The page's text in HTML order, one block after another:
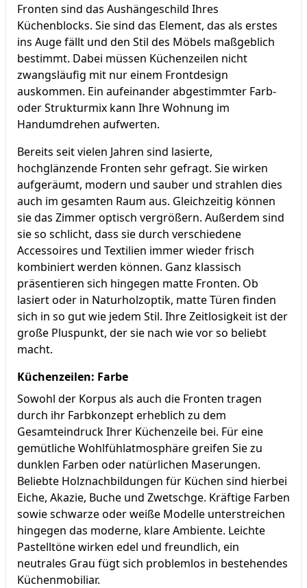
Fronten sind das Aushängeschild Ihres
Küchenblocks. Sie sind das Element, das als erstes
ins Auge fällt und den Stil des Möbels maßgeblich
bestimmt. Dabei müssen Küchenzeilen nicht
zwangsläufig mit nur einem Frontdesign
auskommen. Ein aufeinander abgestimmter Farb-
oder Strukturmix kann Ihre Wohnung im
Handumdrehen aufwerten.
Bereits seit vielen Jahren sind lasierte,
hochglänzende Fronten sehr gefragt. Sie wirken
aufgeräumt, modern und sauber und strahlen dies
auch im gesamten Raum aus. Gleichzeitig können
sie das Zimmer optisch vergrößern. Außerdem sind
sie so schlicht, dass sie durch verschiedene
Accessoires und Textilien immer wieder frisch
kombiniert werden können. Ganz klassisch
präsentieren sich hingegen matte Fronten. Ob
lasiert oder in Naturholzoptik, matte Türen finden
sich in so gut wie jedem Stil. Ihre Zeitlosigkeit ist der
große Pluspunkt, der sie nach wie vor so beliebt
macht.
Küchenzeilen: Farbe
Sowohl der Korpus als auch die Fronten tragen
durch ihr Farbkonzept erheblich zu dem
Gesamteindruck Ihrer Küchenzeile bei. Für eine
gemütliche Wohlfühlatmosphäre greifen Sie zu
dunklen Farben oder natürlichen Maserungen.
Beliebte Holznachbildungen für Küchen sind hierbei
Eiche, Akazie, Buche und Zwetschge. Kräftige Farben
sowie schwarze oder weiße Modelle unterstreichen
hingegen das moderne, klare Ambiente. Leichte
Pastelltöne wirken edel und freundlich, ein
neutrales Grau fügt sich problemlos in bestehendes
Küchenmobiliar.